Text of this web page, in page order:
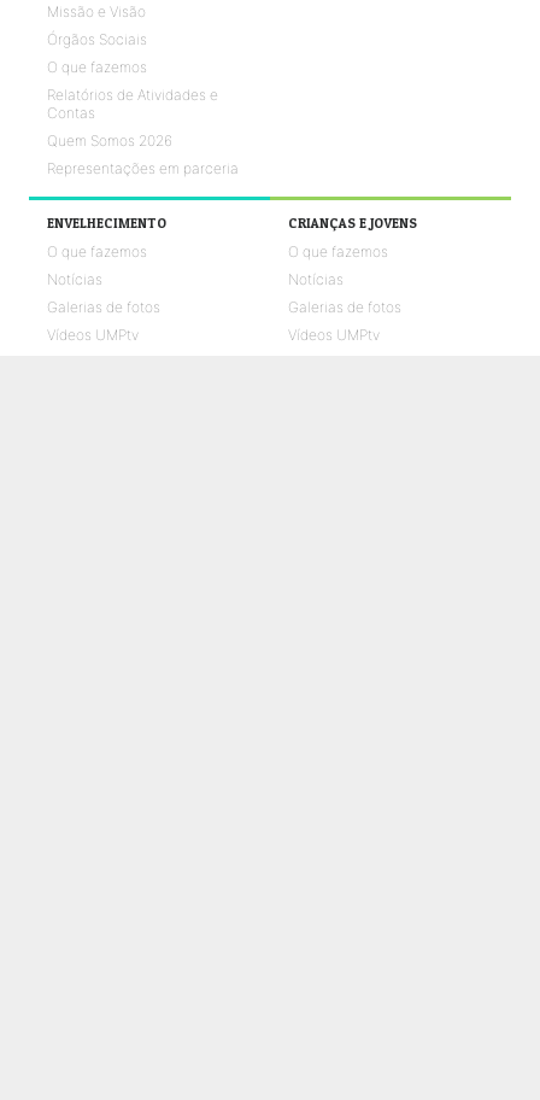
Missão e Visão
Órgãos Sociais
O que fazemos
Relatórios de Atividades e
Contas
Quem Somos 2026
Representações em parceria
ENVELHECIMENTO
O que fazemos
Notícias
Galerias de fotos
Vídeos UMPtv
CRIANÇAS E JOVENS
O que fazemos
Notícias
Galerias de fotos
Vídeos UMPtv